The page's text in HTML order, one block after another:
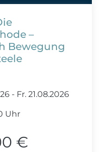
–
Bewegung
- Fr. 21.08.2026
Uhr
€